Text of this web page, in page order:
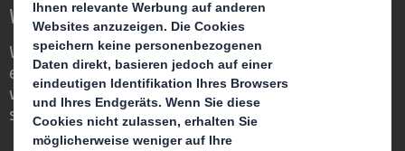
Welt neu definieren
Wir sind anders, weil wir die Chance
erkennen, dass Verpackungen eine
wichtige Rolle in der Welt um uns herum
spielen können.